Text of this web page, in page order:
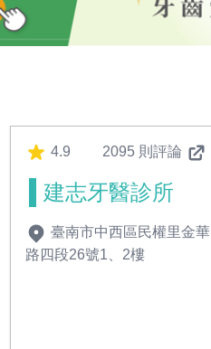
4.9 2095 則評論
建志牙醫診所
臺南市中西區民權里金華
路四段26號1、2樓